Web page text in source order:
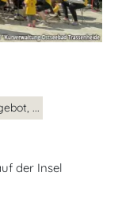
...
der Insel